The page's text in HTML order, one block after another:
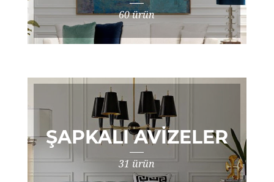
60 ürün
ŞAPKALI AVIZELER
31 ürün